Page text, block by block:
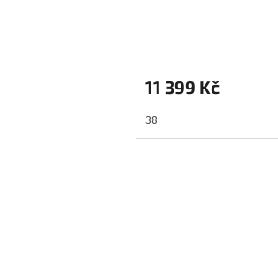
11 399 Kč
38